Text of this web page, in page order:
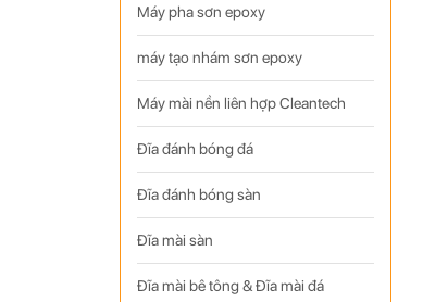
Máy pha sơn epoxy
máy tạo nhám sơn epoxy
Máy mài nền liên hợp Cleantech
Đĩa đánh bóng đá
Đĩa đánh bóng sàn
Đĩa mài sàn
Đĩa mài bê tông & Đĩa mài đá